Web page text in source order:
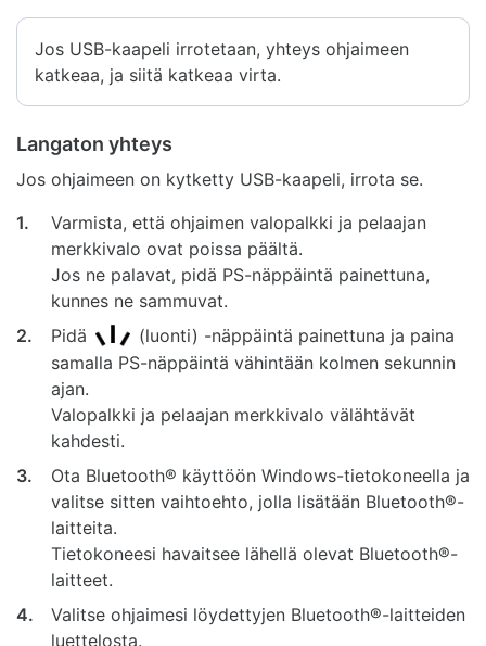
Jos USB-kaapeli irrotetaan, yhteys ohjaimeen
katkeaa, ja siitä katkeaa virta.
Langaton yhteys
Jos ohjaimeen on kytketty USB-kaapeli, irrota se.
1.
Varmista, että ohjaimen valopalkki ja pelaajan
merkkivalo ovat poissa päältä.
Jos ne palavat, pidä PS-näppäintä painettuna,
kunnes ne sammuvat.
2.
Pidä
(luonti) -näppäintä painettuna ja paina
samalla PS-näppäintä vähintään kolmen sekunnin
ajan.
Valopalkki ja pelaajan merkkivalo välähtävät
kahdesti.
3.
Ota Bluetooth® käyttöön Windows-tietokoneella ja
valitse sitten vaihtoehto, jolla lisätään Bluetooth®-
laitteita.
Tietokoneesi havaitsee lähellä olevat Bluetooth®-
laitteet.
4.
Valitse ohjaimesi löydettyjen Bluetooth®-laitteiden
luettelosta.